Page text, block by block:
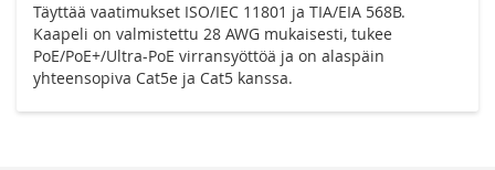
Täyttää vaatimukset ISO/IEC 11801 ja TIA/EIA 568B.
Kaapeli on valmistettu 28 AWG mukaisesti, tukee
PoE/PoE+/Ultra-PoE virransyöttöä ja on alaspäin
yhteensopiva Cat5e ja Cat5 kanssa.